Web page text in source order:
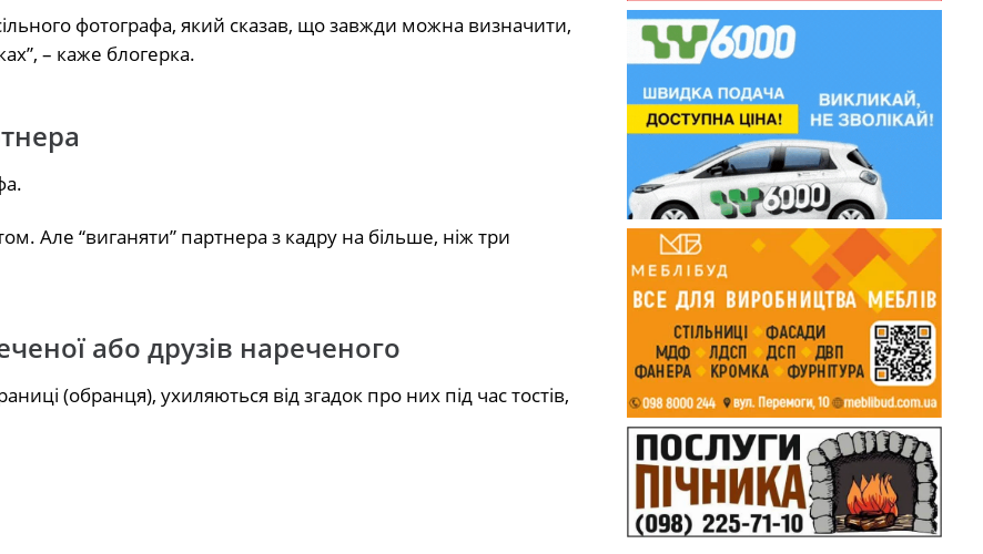
фотографа, який сказав, що завжди можна визначити,
– каже блогерка.
Але “виганяти” партнера з кадру на більше, ніж три
або друзів нареченого
(обранця), ухиляються від згадок про них під час тостів,